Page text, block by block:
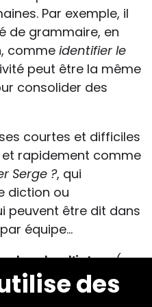
des
Par exemple, il
de grammaire, en
comme identifier le
peut être la même
consolider des
courtes et difficiles
rapidement comme
Serge ?, qui
diction ou
peuvent être dit dans
équipe…
d’intrus(ex :
Réponse : le
pas de pièces.)